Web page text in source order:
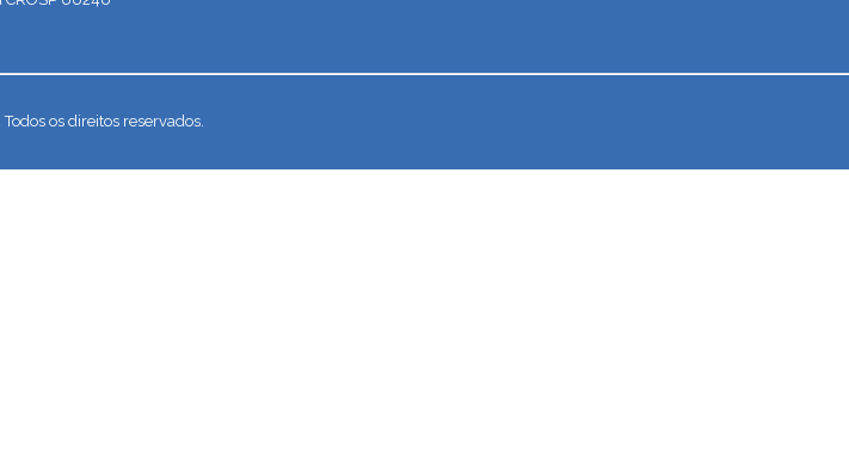
os direitos reservados.